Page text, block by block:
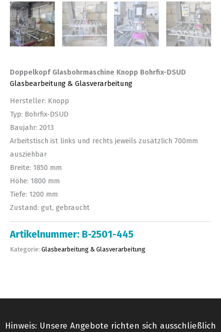
Doppelkopf Glasbohrmaschine Knopp Bohrfix-DSUD
Glasbearbeitung & Glasverarbeitung
Hersteller: Knopp
Typ: Bohrfix-DSUD
Baujahr: 2013
Arbeitstisch ist links und rechts jeweils zusätzlich 700mm
ausziehbar
Breite: 1850 mm
Höhe: 1800 mm
Tiefe: 1200 mm
Zustand: gut, gebraucht
Artikelnummer: B-2501-445
Kategorie: Glasbearbeitung & Glasverarbeitung
Hinweis: Unsere Angebote richten sich ausschließlich